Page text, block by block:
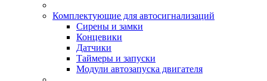
Комплектующие для автосигнализаций
Сирены и замки
Концевики
Датчики
Таймеры и запуски
Модули автозапуска двигателя